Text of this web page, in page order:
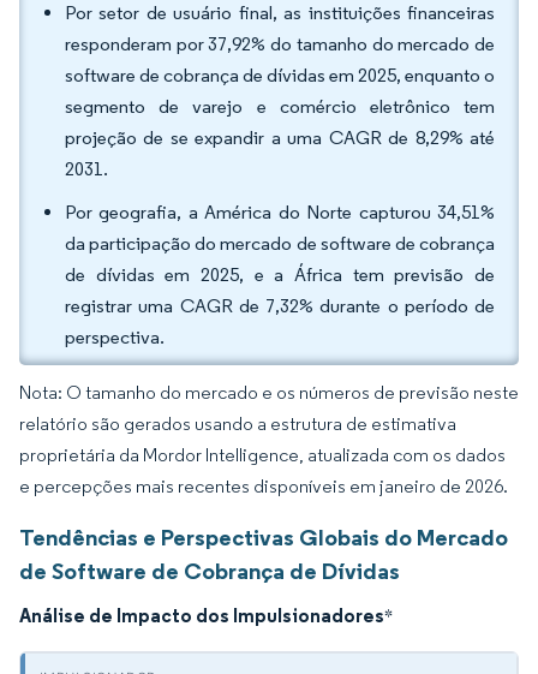
Por setor de usuário final, as instituições financeiras
responderam por 37,92% do tamanho do mercado de
software de cobrança de dívidas em 2025, enquanto o
segmento de varejo e comércio eletrônico tem
projeção de se expandir a uma CAGR de 8,29% até
2031.
Por geografia, a América do Norte capturou 34,51%
da participação do mercado de software de cobrança
de dívidas em 2025, e a África tem previsão de
registrar uma CAGR de 7,32% durante o período de
perspectiva.
Nota: O tamanho do mercado e os números de previsão neste
relatório são gerados usando a estrutura de estimativa
proprietária da Mordor Intelligence, atualizada com os dados
e percepções mais recentes disponíveis em janeiro de 2026.
Tendências e Perspectivas Globais do Mercado
de Software de Cobrança de Dívidas
Análise de Impacto dos Impulsionadores*